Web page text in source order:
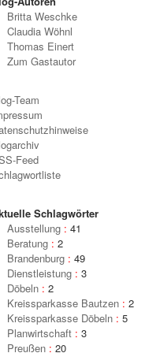
haben die roten Fensterklebestreifen
von Weitem den Kunden der
Archiv des OSV
Britta Weschke
Claudia Wöhnl
Thomas Einert
Zum Gastautor
Team
Feed
Schlagwörter
Ausstellung: 41
Beratung: 2
Brandenburg: 49
Dienstleistung: 3
Döbeln: 2
Kreissparkasse Bautzen: 2
Kreissparkasse Döbeln: 5
Planwirtschaft: 3
Preußen: 20